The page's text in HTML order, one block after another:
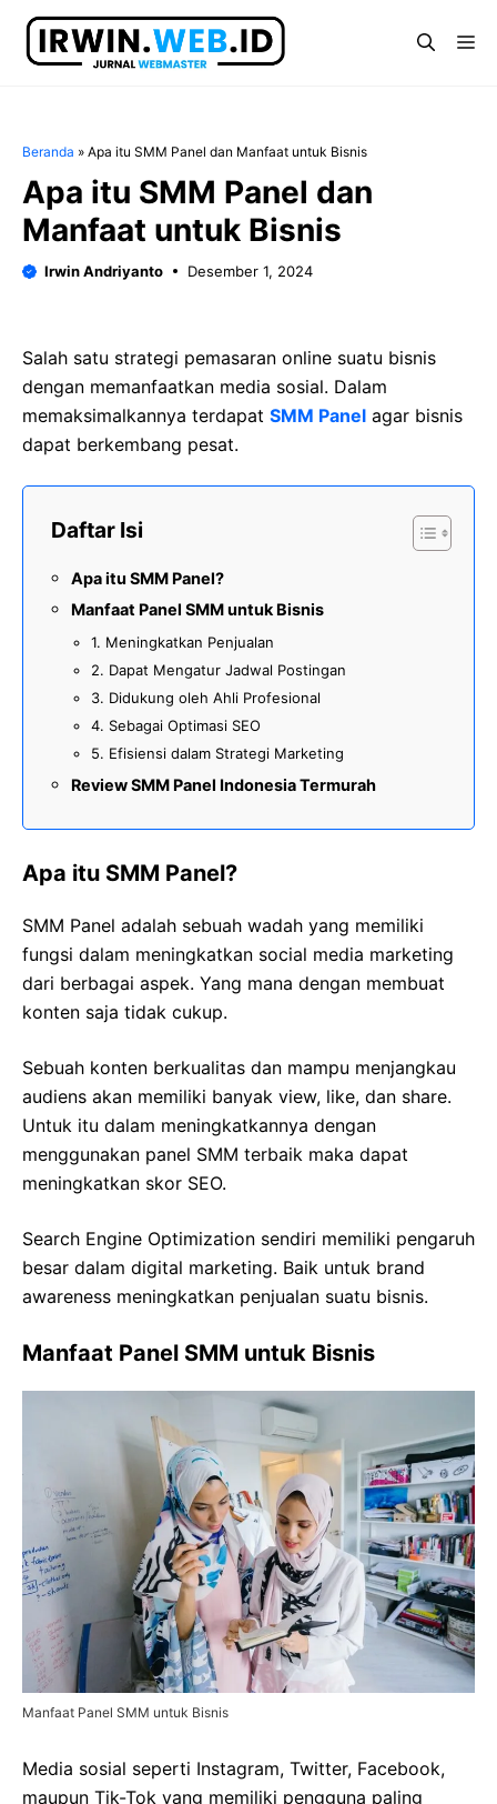
Langsung
Beranda » Apa itu SMM Panel dan Manfaat untuk Bisnis
Apa itu SMM Panel dan
Manfaat untuk Bisnis
Irwin Andriyanto Desember 1, 2024
Salah satu strategi pemasaran online suatu bisnis
dengan memanfaatkan media sosial. Dalam
memaksimalkannya terdapat SMM Panel agar bisnis
dapat berkembang pesat.
Daftar Isi
Apa itu SMM Panel?
Manfaat Panel SMM untuk Bisnis
1. Meningkatkan Penjualan
2. Dapat Mengatur Jadwal Postingan
3. Didukung oleh Ahli Profesional
4. Sebagai Optimasi SEO
5. Efisiensi dalam Strategi Marketing
Review SMM Panel Indonesia Termurah
Apa itu SMM Panel?
SMM Panel adalah sebuah wadah yang memiliki
fungsi dalam meningkatkan social media marketing
dari berbagai aspek. Yang mana dengan membuat
konten saja tidak cukup.
Sebuah konten berkualitas dan mampu menjangkau
audiens akan memiliki banyak view, like, dan share.
Untuk itu dalam meningkatkannya dengan
menggunakan panel SMM terbaik maka dapat
meningkatkan skor SEO.
Search Engine Optimization sendiri memiliki pengaruh
besar dalam digital marketing. Baik untuk brand
awareness meningkatkan penjualan suatu bisnis.
Manfaat Panel SMM untuk Bisnis
Manfaat Panel SMM untuk Bisnis
Media sosial seperti Instagram, Twitter, Facebook,
maupun Tik-Tok yang memiliki pengguna paling